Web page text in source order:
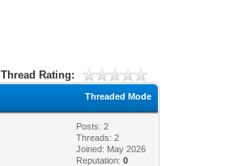
Thread Rating:
Threaded Mode
Posts: 2
Threads: 2
Joined: May 2026
Reputation:0